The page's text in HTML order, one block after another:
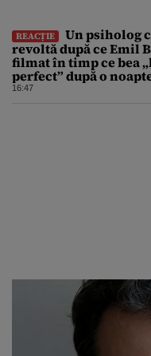
REACȚIE
Un psiholog
revoltă după ce Emil
filmat în timp ce bea
perfect” după o
16:47